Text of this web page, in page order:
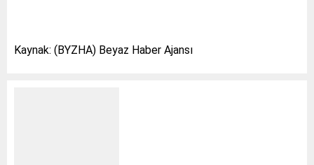
Kaynak: (BYZHA) Beyaz Haber Ajansı